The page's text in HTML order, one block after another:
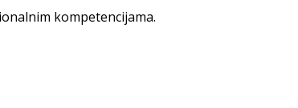
kompetencijama.